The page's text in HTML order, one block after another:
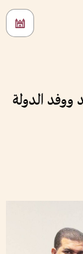
الدولة